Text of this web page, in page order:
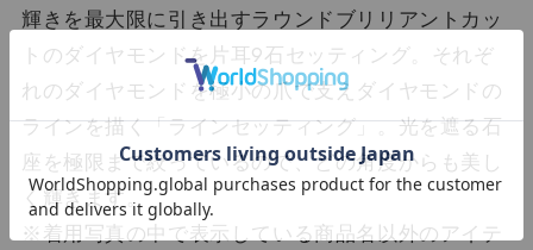
輝きを最大限に引き出すラウンドブリリアントカッ
トのダイヤモンドを片耳9石セッティング。それぞ
れのダイヤモンドを極小の爪で支えダイヤモンドの
ラインを描く「ラインセッティング」。光を遮る石
座を極限まで絞っているので、どの角度からも美し
く輝きます。
※着用写真の中で表示している商品名以外のアイテ